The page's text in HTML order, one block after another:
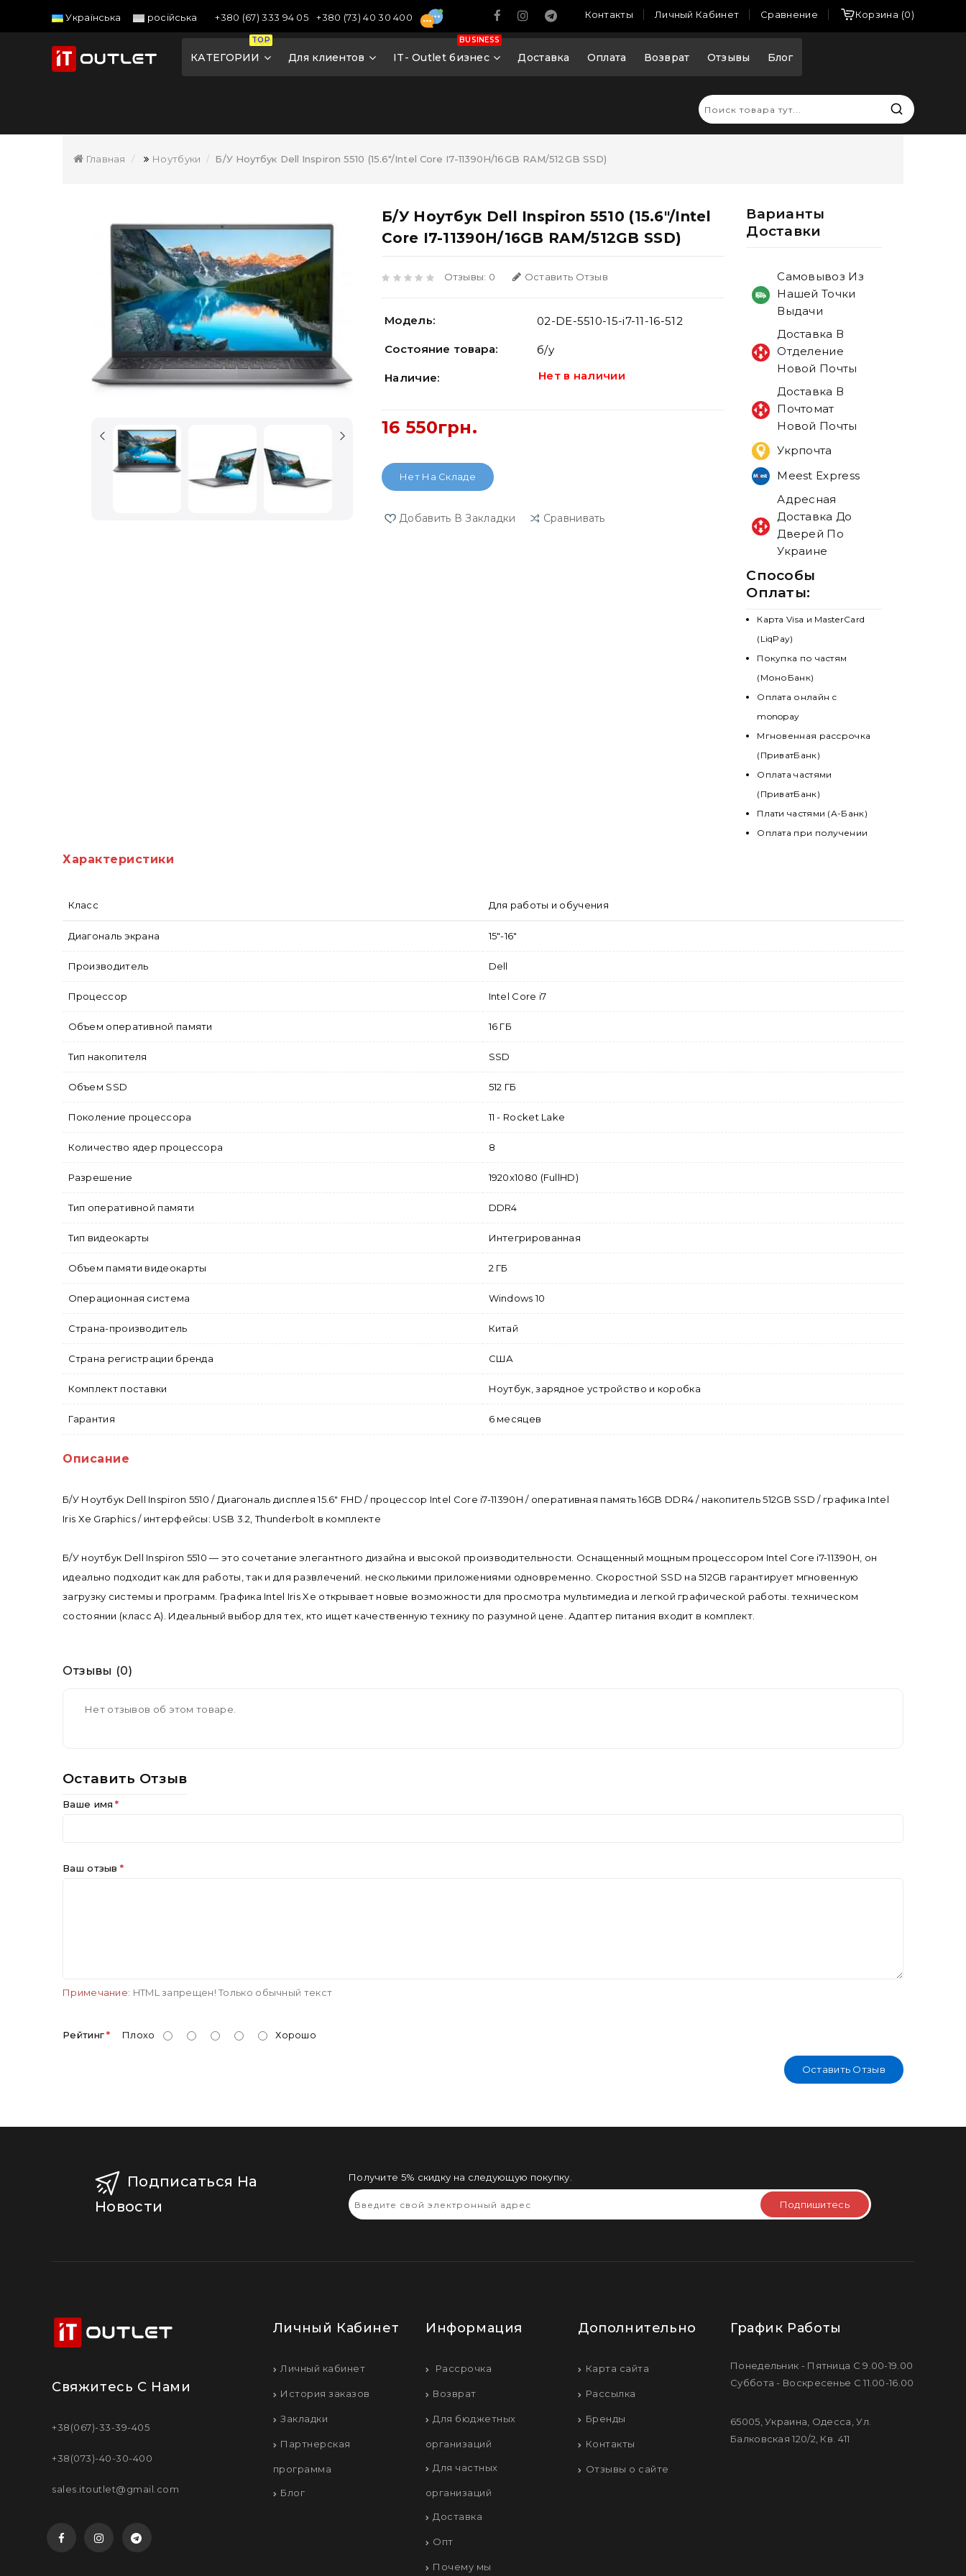
Українська російська +380 (67) 333 94 05 +380 (73) 40 30 400 Контакты Личный Кабинет Сравнение Корзина 0
TOP
КАТЕГОРИИ Для клиентов
BUSINESS
IT- Outlet бизнес Доставка Оплата Возврат Отзывы Блог
Главная Ноутбуки Б/У Ноутбук Dell Inspiron 5510 (15.6"/Intel Core I7-11390H/16GB RAM/512GB SSD)
Б/У Ноутбук Dell Inspiron 5510 (15.6"/Intel
Core I7-11390H/16GB RAM/512GB SSD)
Отзывы: 0 Оставить Отзыв
Модель: 02-DE-5510-15-i7-11-16-512
Состояние товара: б/у
Наличие: Нет в наличии
16 550грн.
Нет На Складе
Добавить В Закладки Сравнивать
Варианты
Доставки
Самовывоз Из
Нашей Точки
Выдачи
Доставка В
Отделение
Новой Почты
Доставка В
Почтомат
Новой Почты
Укрпочта
Meest Express
Адресная
Доставка До
Дверей По
Украине
Способы
Оплаты:
Карта Visa и MasterCard
(LiqPay)
Покупка по частям
(МоноБанк)
Оплата онлайн с
monopay
Мгновенная рассрочка
(ПриватБанк)
Оплата частями
(ПриватБанк)
Плати частями (А-Банк)
Оплата при получении
Характеристики
Класс Для работы и обучения
Диагональ экрана 15"-16"
Производитель Dell
Процессор Intel Core i7
Объем оперативной памяти 16 ГБ
Тип накопителя SSD
Объем SSD 512 ГБ
Поколение процессора 11 - Rocket Lake
Количество ядер процессора 8
Разрешение 1920x1080 (FullHD)
Тип оперативной памяти DDR4
Тип видеокарты Интегрированная
Объем памяти видеокарты 2 ГБ
Операционная система Windows 10
Страна-производитель Китай
Страна регистрации бренда США
Комплект поставки Ноутбук, зарядное устройство и коробка
Гарантия 6 месяцев
Описание
Б/У Ноутбук Dell Inspiron 5510 / Диагональ дисплея 15.6" FHD / процессор Intel Core i7-11390H / оперативная память 16GB DDR4 / накопитель 512GB SSD / графика Intel
Iris Xe Graphics / интерфейсы: USB 3.2, Thunderbolt в комплекте
Б/У ноутбук Dell Inspiron 5510 — это сочетание элегантного дизайна и высокой производительности. Оснащенный мощным процессором Intel Core i7-11390H, он
идеально подходит как для работы, так и для развлечений. несколькими приложениями одновременно. Скоростной SSD на 512GB гарантирует мгновенную
загрузку системы и программ. Графика Intel Iris Xe открывает новые возможности для просмотра мультимедиа и легкой графической работы. техническом
состоянии (класс A). Идеальный выбор для тех, кто ищет качественную технику по разумной цене. Адаптер питания входит в комплект.
Отзывы (0)
Нет отзывов об этом товаре.
Оставить Отзыв
Ваше имя
Ваш отзыв
Примечание: HTML запрещен! Только обычный текст
Рейтинг Плохо Хорошо
Оставить Отзыв
Подписаться На
Новости
Получите 5% скидку на следующую покупку.
Подпишитесь
Свяжитесь С Нами
+38(067)-33-39-405
+38(073)-40-30-400
sales.itoutlet@gmail.com
Личный Кабинет
Личный кабинет
История заказов
Закладки
Партнерская
программа
Блог
Информация
Рассрочка
Возврат
Для бюджетных
организаций
Для частных
организаций
Доставка
Опт
Почему мы
Дополнительно
Карта сайта
Рассылка
Бренды
Контакты
Отзывы о сайте
График Работы
Понедельник - Пятница С 9.00-19.00
Суббота - Воскресенье С 11.00-16.00
65005, Украина, Одесса, Ул.
Балковская 120/2, Кв. 411